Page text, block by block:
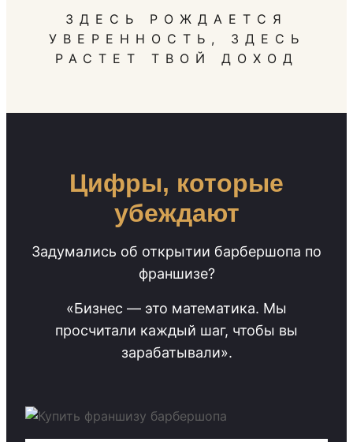
ЗДЕСЬ РОЖДАЕТСЯ
УВЕРЕННОСТЬ, ЗДЕСЬ
РАСТЕТ ТВОЙ ДОХОД
Цифры, которые
убеждают
Задумались об открытии барбершопа по
франшизе?
«Бизнес — это математика. Мы
просчитали каждый шаг, чтобы вы
зарабатывали».